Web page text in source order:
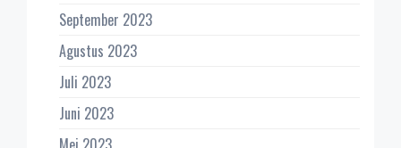
September 2023
Agustus 2023
Juli 2023
Juni 2023